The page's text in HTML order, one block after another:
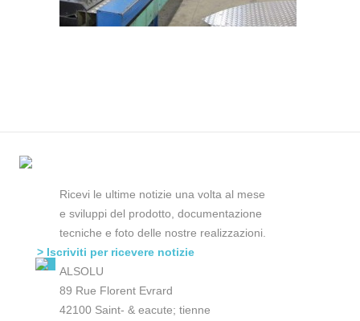
Ricevi le ultime notizie una volta al mese
e sviluppi del prodotto, documentazione
tecniche e foto delle nostre realizzazioni.
> Iscriviti per ricevere notizie
ALSOLU
89 Rue Florent Evrard
42100 Saint- & eacute; tienne